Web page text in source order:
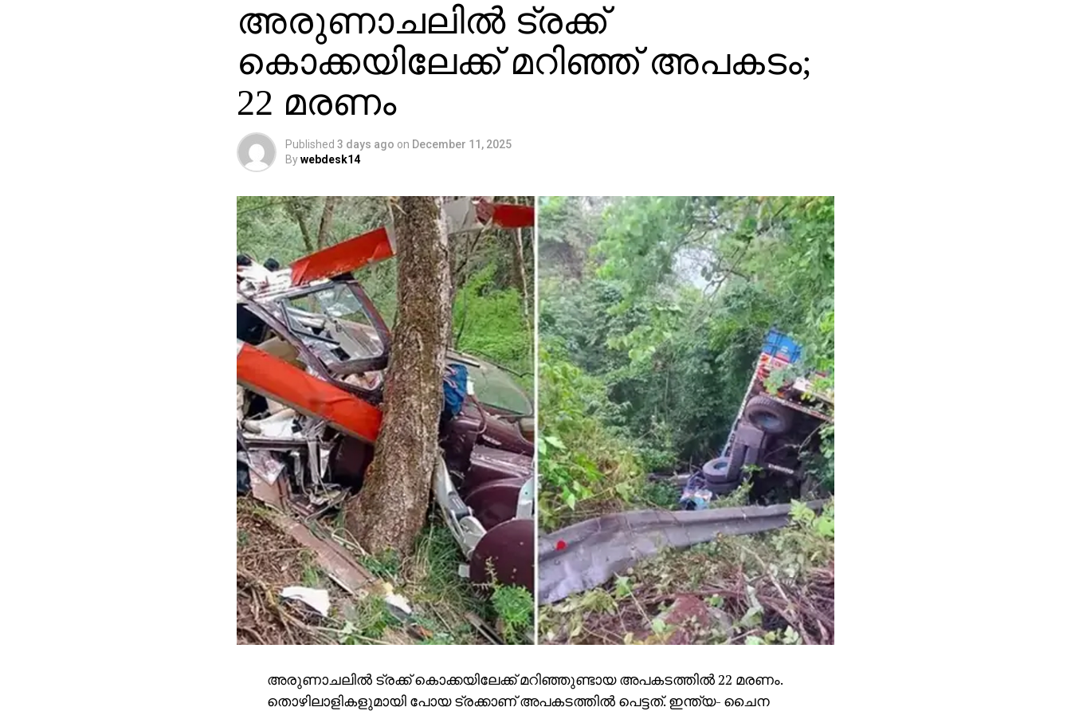
അരുണാചലില്‍ ട്രക്ക്
കൊക്കയിലേക്ക് മറിഞ്ഞ് അപകടം;
22 മരണം
Published 3 days ago on December 11, 2025
Bywebdesk14
അരുണാചലില്‍ ട്രക്ക് കൊക്കയിലേക്ക് മറിഞ്ഞുണ്ടായ അപകടത്തില്‍ 22 മരണം.
തൊഴിലാളികളുമായി പോയ ട്രക്കാണ് അപകടത്തില്‍ പെട്ടത്. ഇന്ത്യ- ചൈന